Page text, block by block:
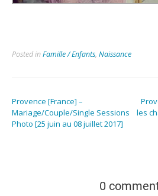
Posted inFamille / Enfants, Naissance
Provence [France] –
Mariage/Couple/Single Sessions
Photo [25 juin au 08 juillet 2017]
les
0